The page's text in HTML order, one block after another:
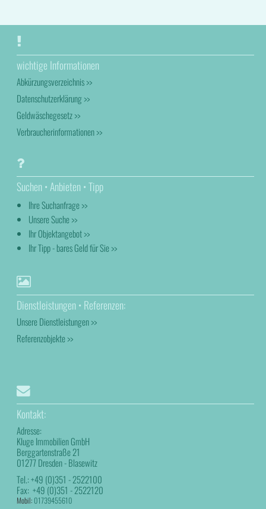
wichtige Informationen
Abkürzungsverzeichnis >>
Datenschutzerklärung >>
Geldwäschegesetz >>
Verbraucherinformationen >>
Suchen • Anbieten • Tipp
Ihre Suchanfrage >>
Unsere Suche >>
Ihr Objektangebot >>
Ihr Tipp - bares Geld für Sie >>
Dienstleistungen • Referenzen:
Unsere Dienstleistungen >>
Referenzobjekte >>
Kontakt:
Adresse:
Kluge Immobilien GmbH
Berggartenstraße 21
01277 Dresden - Blasewitz
Tel.:+49 (0)351 - 2522100
Fax:+49 (0)351 - 2522120
Mobil: 01739455610